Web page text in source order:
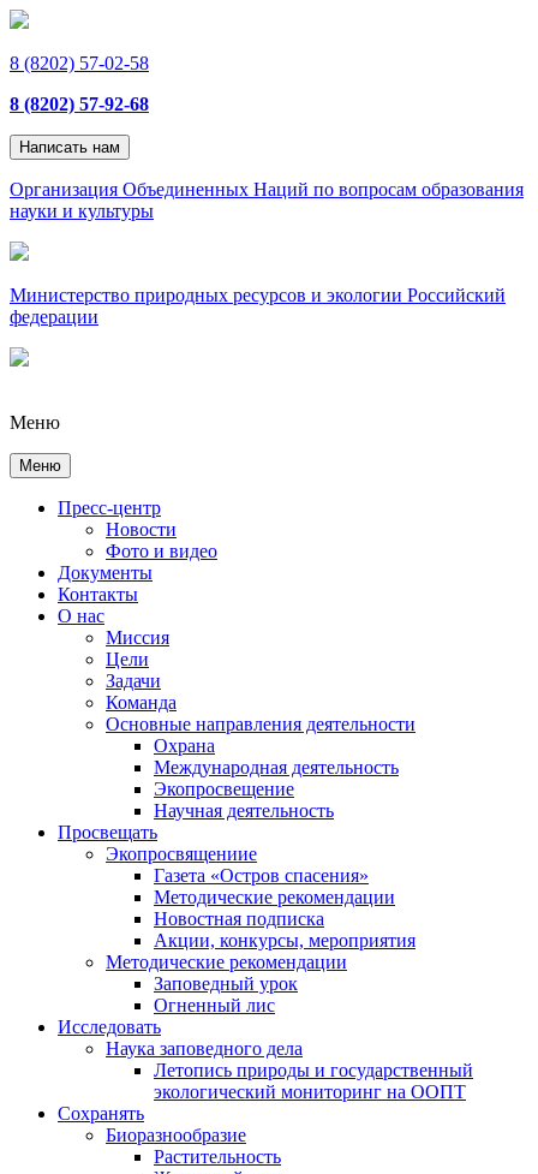
8 (8202) 57-02-58
8 (8202) 57-92-68
Написать нам
Организация Объединенных Наций по вопросам образования
науки и культуры
Министерство природных ресурсов и экологии Российский
федерации
Меню
Меню
Пресс-центр
Новости
Фото и видео
Документы
Контакты
О нас
Миссия
Цели
Задачи
Команда
Основные направления деятельности
Охрана
Международная деятельность
Экопросвещение
Научная деятельность
Просвещать
Экопросвящениие
Газета «Остров спасения»
Методические рекомендации
Новостная подписка
Акции, конкурсы, мероприятия
Методические рекомендации
Заповедный урок
Огненный лис
Исследовать
Наука заповедного дела
Летопись природы и государственный
экологический мониторинг на ООПТ
Сохранять
Биоразнообразие
Растительность